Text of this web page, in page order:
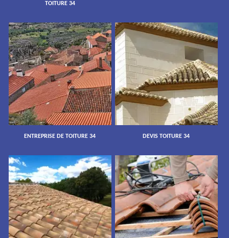
TOITURE 34
ENTREPRISE DE TOITURE 34 DEVIS TOITURE 34